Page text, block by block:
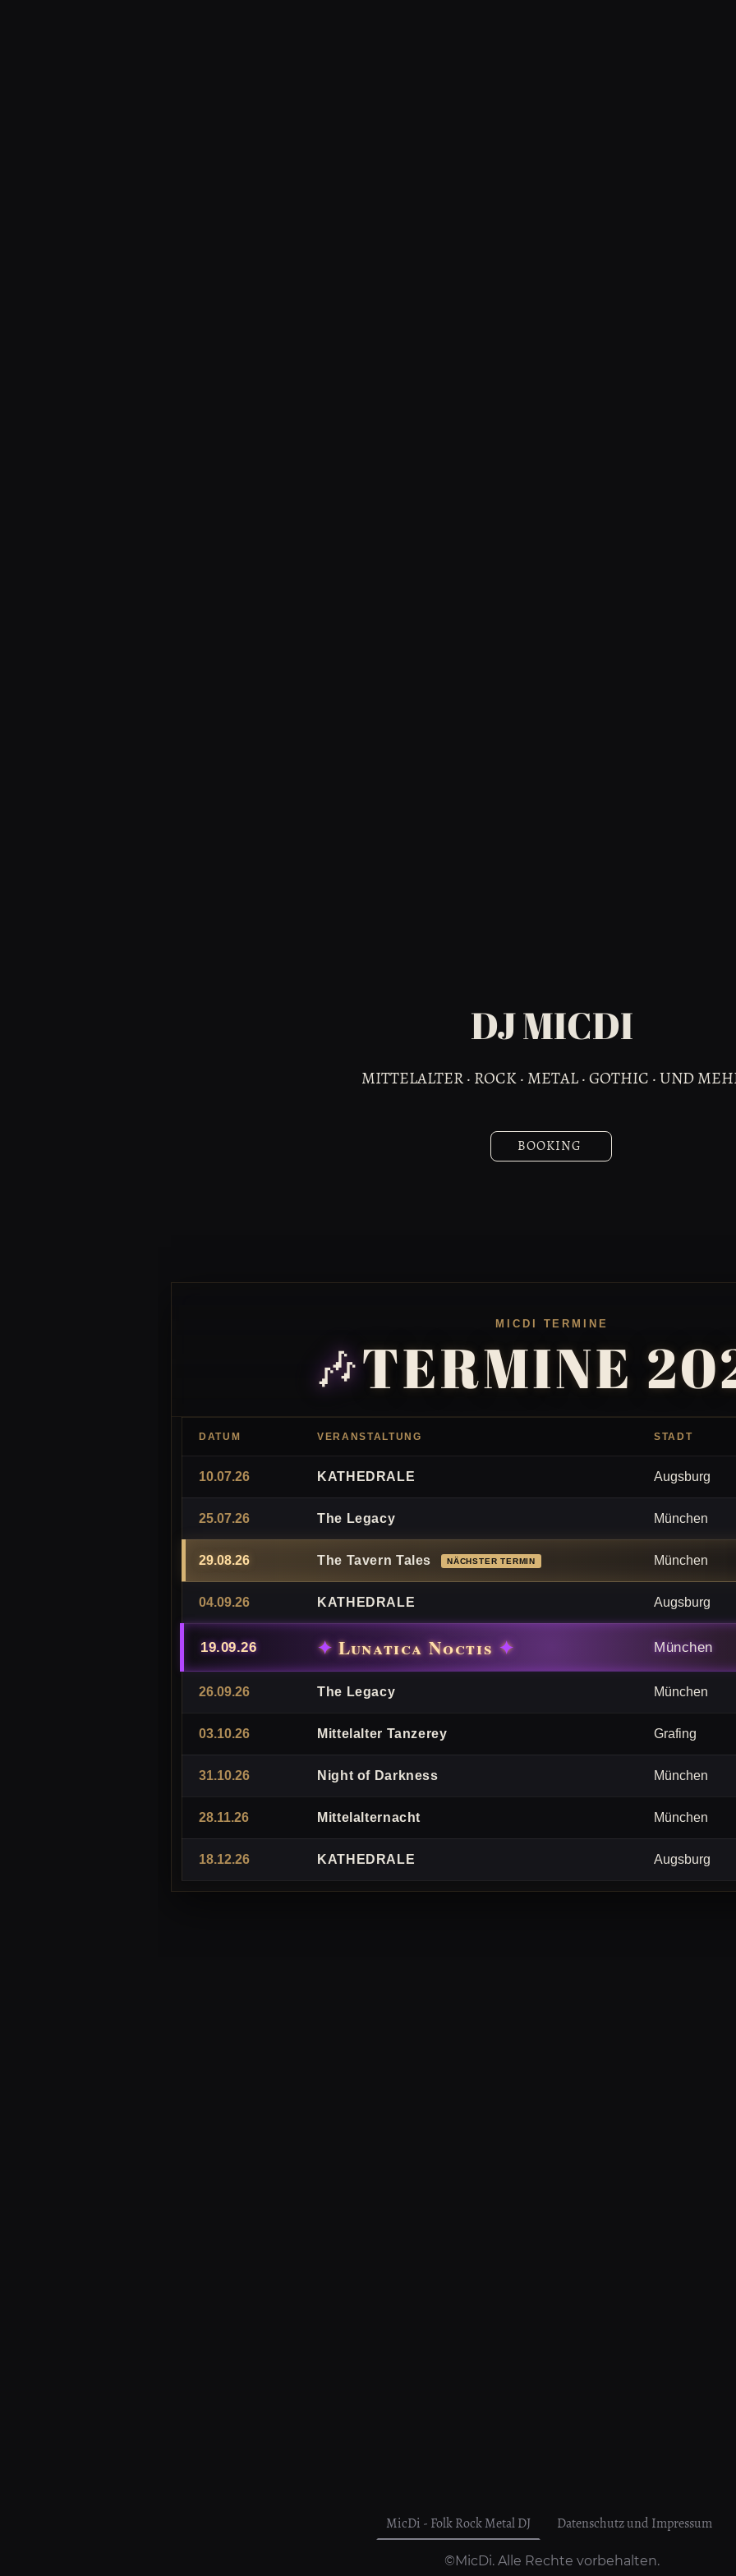
DJ MICDI
MITTELALTER · ROCK · METAL · GOTHIC · UND
BOOKING
MICDI TERMINE
🎶TERMINE
DATUM VERANSTALTUNG STADT
10.07.26 KATHEDRALE Augsburg
25.07.26 The Legacy München
29.08.26 The Tavern Tales München
04.09.26 KATHEDRALE Augsburg
19.09.26 Lunatica Noctis München
26.09.26 The Legacy München
03.10.26 Mittelalter Tanzerey Grafing
31.10.26 Night of Darkness München
28.11.26 Mittelalternacht München
18.12.26 KATHEDRALE Augsburg
MicDi - Folk Rock Metal DJ Datenschutz und Impressum
©MicDi. Alle Rechte vorbehalten.